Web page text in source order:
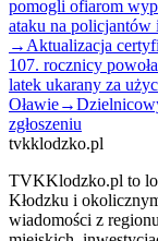
pomogli ofiarom
ataku na policjantów
→ Aktualizacja
107. rocznicy
latek ukarany za
Oławie→
zgłoszeniu
tvkklodzko.pl
TVKKlodzko.pl to
Kłodzku i
wiadomości z